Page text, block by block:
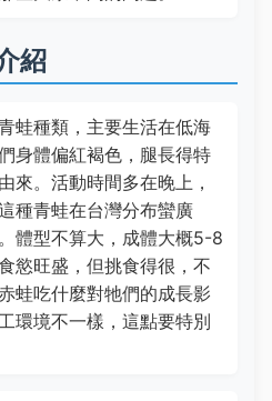
紹
蛙種類，主要生活在低海
身體偏紅褐色，腿長得特
來。活動時間多在晚上，
種青蛙在台灣分布蠻廣
體型不算大，成體大概5-8
慾旺盛，但挑食得很，不
蛙吃什麼對牠們的成長影
環境不一樣，這點要特別